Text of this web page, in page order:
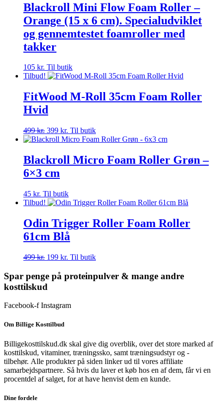
Blackroll Mini Flow Foam Roller –
Orange (15 x 6 cm). Specialudviklet
og gennemtestet foamroller med
takker
105 kr. Til butik
Tilbud!
FitWood M-Roll 35cm Foam Roller
Hvid
499kr. Den
oprindelige
var:
499 kr..
399 kr. Den
aktuelle
er:
399 kr..
Til butik
Blackroll Micro Foam Roller Grøn –
6×3 cm
45 kr. Til butik
Tilbud!
Odin Trigger Roller Foam Roller
61cm Blå
499kr. Den
pris
var:
499 kr..
199 kr. Den
pris
Til butik
Spar penge på proteinpulver & mange andre
kosttilskud
Facebook-f Instagram
Om Billige Kosttilbud
Billigekosttilskud.dk skal give dig overblik, over det store marked af
kosttilskud, vitaminer, træningssko, samt træningsudstyr og -
tilbehør. Alle produkter på siden linker ud til vores affiliate
samarbejdspartnere. Så hvis du laver et køb hos en af dem, får vi en
procentdel af salget, for at have henvist dem en kunde.
Dine fordele